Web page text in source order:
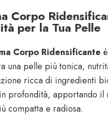
Corpo
per la Tua Pelle
Corpo Ridensificante
una pelle più tonica,
ricca di ingredienti
profondità, apportando il
compatta e radiosa.